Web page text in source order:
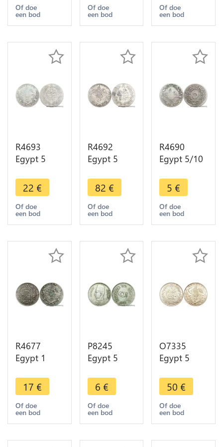
1359 1970
Silver UNC -
offer
Of doe
een bod
1868 sans
fleur ->
Of doe
een bod
1336 1917
Silver ->
Of doe
een bod
R4693
Egypt 5
Hamid II
AH 1293
/22 1897 W
Silver ->
22 €
Of doe
een bod
R4692
Egypt 5
Muhammad
V AH 1327
/ 2 1910 H
Heaton
Make offer
82 €
Of doe
een bod
R4690
Egypt 5/10
Hamid II
AH 1293
/10 1884 ->
Make offer
5 €
Of doe
een bod
R4677
Egypt 1
Hamid II
AH 1293
/10 1884 W
Silver AU ->
17 €
Of doe
een bod
P8245
Egypt 5
Farouk AH
1360 1941
-> Make
offer
6 €
Of doe
een bod
O7335
Egypt 5
Muhammad
V 1327 /6 H
1913 Silver
AU
50 €
Of doe
een bod